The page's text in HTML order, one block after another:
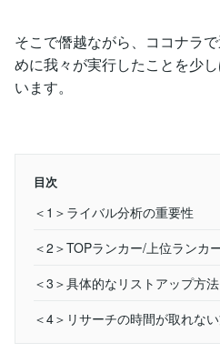
そこで僭越ながら、ココナラ
めに我々が実行したことを少
います。
目次
＜1＞ライバル分析の重要性
＜2＞TOPランカー/上位ランカ
＜3＞具体的なリストアップ方法
＜4＞リサーチの時間が取れな